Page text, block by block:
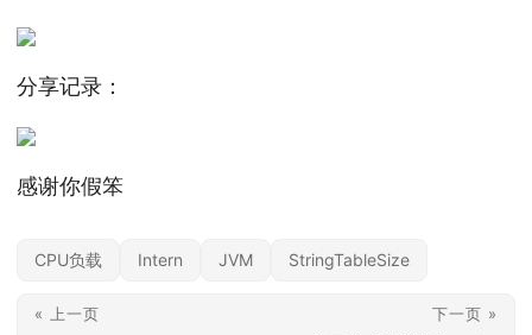
分享记录：
感谢你假笨
CPU负载 Intern JVM StringTableSize
« 上一页 下一页 »